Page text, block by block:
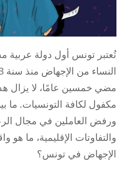
تُعتبر تونس أول دولة عربية
مضي خمسين عامًا، لا يزال
مكفول لكافة التونسيات. ما
ورفض العاملين في مجال
والتفاوتات الإقليمية، ما هو
الإجهاض في تونس؟